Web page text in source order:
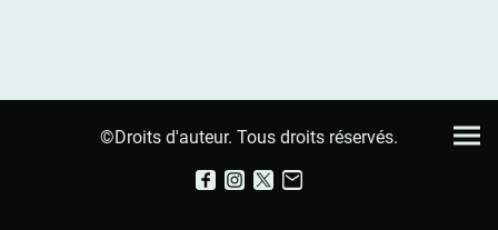
©Droits d'auteur. Tous droits réservés.